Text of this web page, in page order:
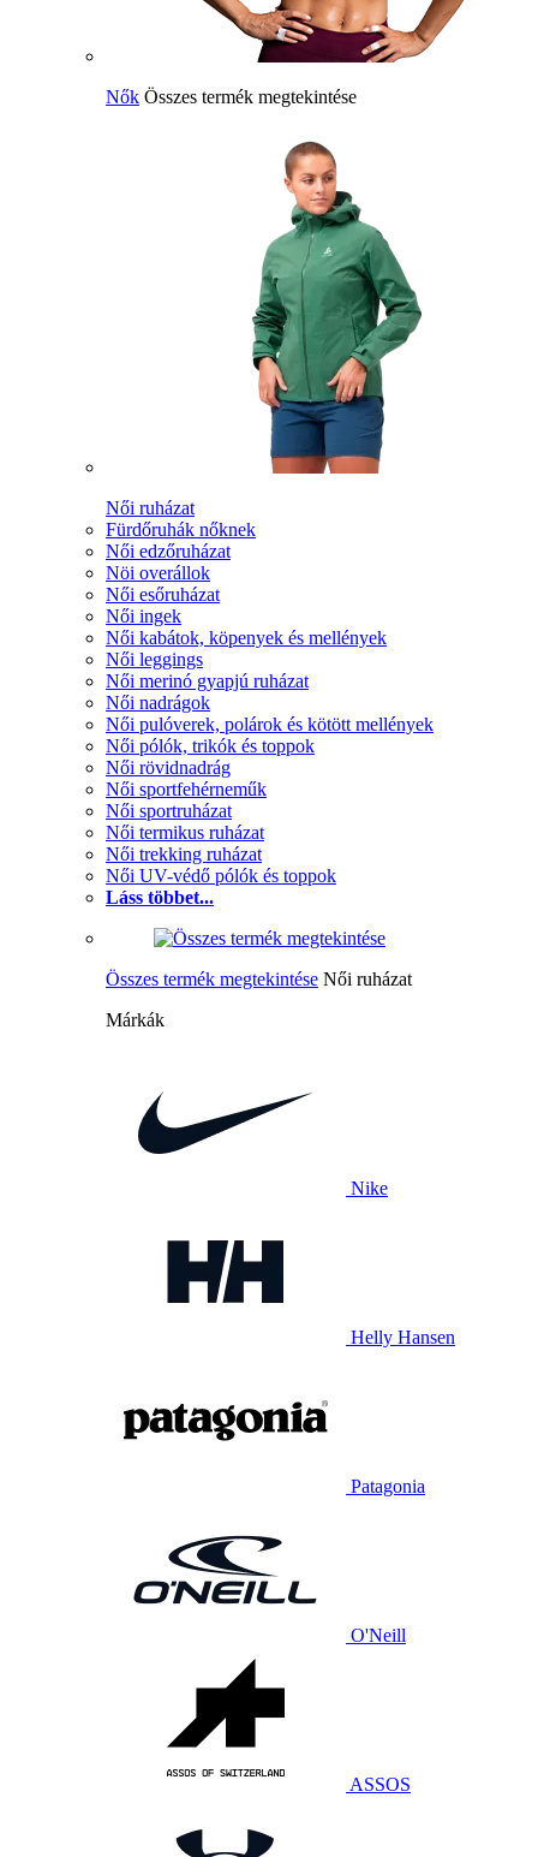
Nők Összes termék megtekintése
Női ruházat
Fürdőruhák nőknek
Női edzőruházat
Nöi overállok
Női esőruházat
Női ingek
Női kabátok, köpenyek és mellények
Női leggings
Női merinó gyapjú ruházat
Női nadrágok
Női pulóverek, polárok és kötött mellények
Női pólók, trikók és toppok
Női rövidnadrág
Női sportfehérneműk
Női sportruházat
Női termikus ruházat
Női trekking ruházat
Női UV-védő pólók és toppok
Láss többet...
Összes termék megtekintése Női ruházat
Márkák
Nike
Helly Hansen
Patagonia
O'Neill
ASSOS